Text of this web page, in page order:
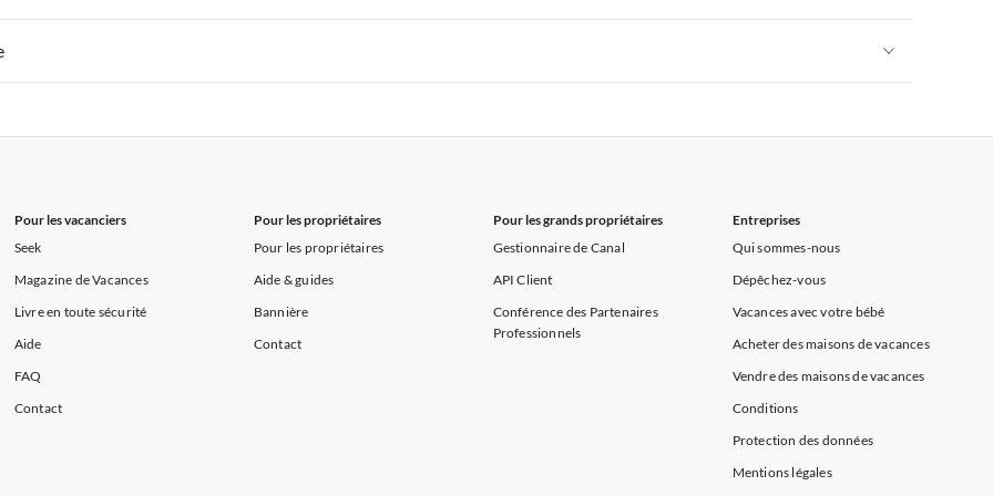
de Vacances à la Normandie Appartements de Vacances à Sud de la France Appartements de Vacances à Provence
de Vacances à Paris-Ile de France
de Vacances à la Normandie Appartements de Vacances à Sud de la France Appartements de Vacances à Provence
Pour les vacanciers
Seek
Magazine de Vacances
Livre en toute sécurité
Aide
FAQ
Contact
Pour les propriétaires
Pour les propriétaires
Aide & guides
Bannière
Contact
Pour les grands propriétaires
Gestionnaire de Canal
API Client
Conférence des Partenaires
Professionnels
Entreprises
Qui sommes-nous
Dépêchez-vous
Vacances avec votre bébé
Acheter des maisons de vacances
Vendre des maisons de vacances
Conditions
Protection des données
Mentions légales